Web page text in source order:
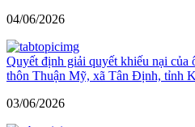
04/06/2026
Quyết định giải quyết khiếu nại
thôn Thuận Mỹ, xã Tân Định, tỉnh
03/06/2026